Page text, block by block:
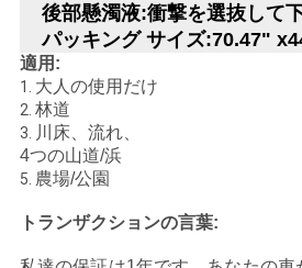
イ
バ
シ
ー
ポ
後部懸濁液:衝撃を選抜して
パッキング サイズ:70.47"
適用:
1. 大人の使用だけ
2. 林道
3. 川床、流れ、
4つの山道/浜
5. 農場/公園
トランザクションの言葉: